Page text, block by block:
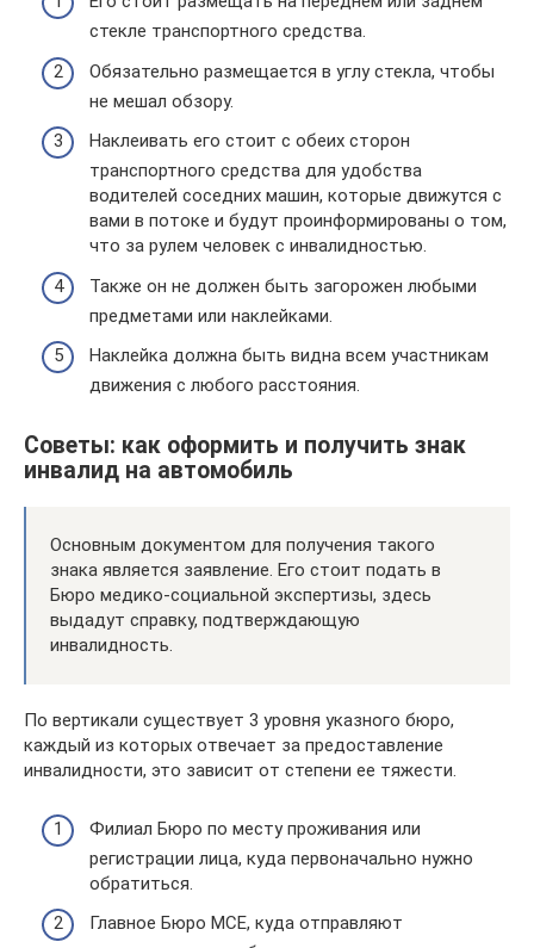
стекле транспортного средства.
Обязательно размещается в углу стекла, чтобы
не мешал обзору.
Наклеивать его стоит с обеих сторон
транспортного средства для удобства
водителей соседних машин, которые движутся с
вами в потоке и будут проинформированы о том,
что за рулем человек с инвалидностью.
Также он не должен быть загорожен любыми
предметами или наклейками.
Наклейка должна быть видна всем участникам
движения с любого расстояния.
Советы: как оформить и получить знак
инвалид на автомобиль
Основным документом для получения такого
знака является заявление. Его стоит подать в
Бюро медико-социальной экспертизы, здесь
выдадут справку, подтверждающую
инвалидность.
По вертикали существует 3 уровня указного бюро,
каждый из которых отвечает за предоставление
инвалидности, это зависит от степени ее тяжести.
Филиал Бюро по месту проживания или
регистрации лица, куда первоначально нужно
обратиться.
Главное Бюро МСЕ, куда отправляют